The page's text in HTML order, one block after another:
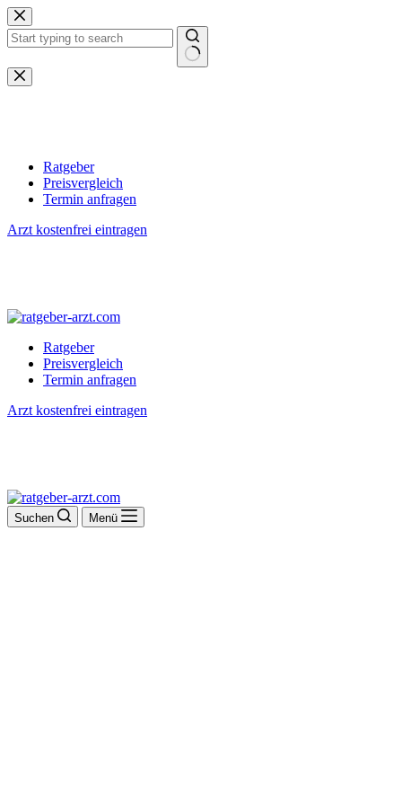
Zum
Inhalt
springen
Keine
Ergebnisse
Ratgeber
Preisvergleich
Termin anfragen
Arzt kostenfrei eintragen
Ratgeber
Preisvergleich
Termin anfragen
Arzt kostenfrei eintragen
Suchen Menü